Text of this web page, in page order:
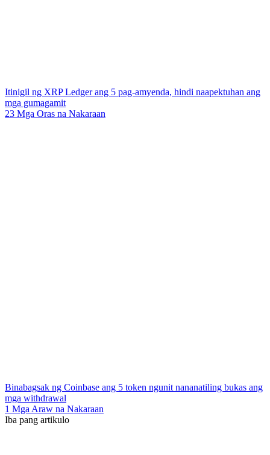
Itinigil ng XRP Ledger ang 5 pag-amyenda, hindi naapektuhan ang
mga gumagamit
23 Mga Oras na Nakaraan
Binabagsak ng Coinbase ang 5 token ngunit nananatiling bukas ang
mga withdrawal
1 Mga Araw na Nakaraan
Iba pang artikulo